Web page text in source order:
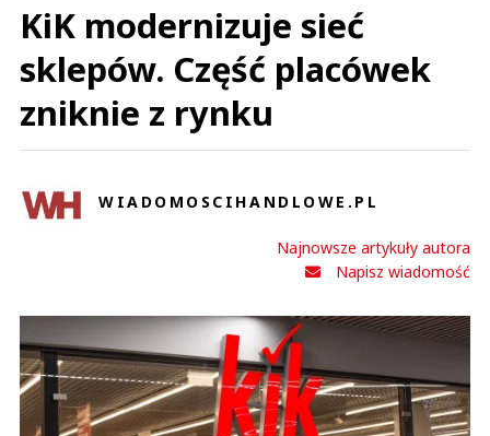
KiK modernizuje sieć
sklepów. Część placówek
zniknie z rynku
WIADOMOSCIHANDLOWE.PL
Najnowsze artykuły autora
Napisz wiadomość